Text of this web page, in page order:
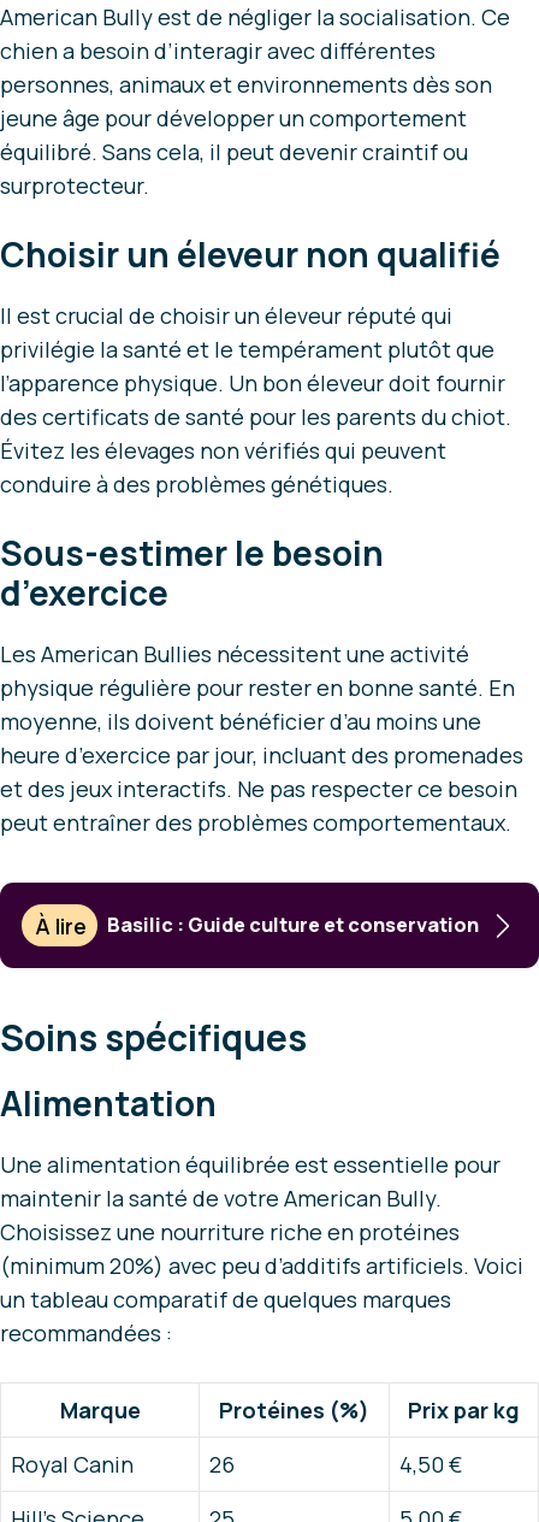
American Bully est de négliger la socialisation. Ce
chien a besoin d’interagir avec différentes
personnes, animaux et environnements dès son
jeune âge pour développer un comportement
équilibré. Sans cela, il peut devenir craintif ou
surprotecteur.
Choisir un éleveur non qualifié
Il est crucial de choisir un éleveur réputé qui
privilégie la santé et le tempérament plutôt que
l’apparence physique. Un bon éleveur doit fournir
des certificats de santé pour les parents du chiot.
Évitez les élevages non vérifiés qui peuvent
conduire à des problèmes génétiques.
Sous-estimer le besoin
d’exercice
Les American Bullies nécessitent une activité
physique régulière pour rester en bonne santé. En
moyenne, ils doivent bénéficier d’au moins une
heure d’exercice par jour, incluant des promenades
et des jeux interactifs. Ne pas respecter ce besoin
peut entraîner des problèmes comportementaux.
À lire Basilic : Guide culture et conservation
Soins spécifiques
Alimentation
Une alimentation équilibrée est essentielle pour
maintenir la santé de votre American Bully.
Choisissez une nourriture riche en protéines
(minimum 20%) avec peu d’additifs artificiels. Voici
un tableau comparatif de quelques marques
recommandées :
Marque Protéines (%)
Prix par kg
Royal Canin
26
4,50 €